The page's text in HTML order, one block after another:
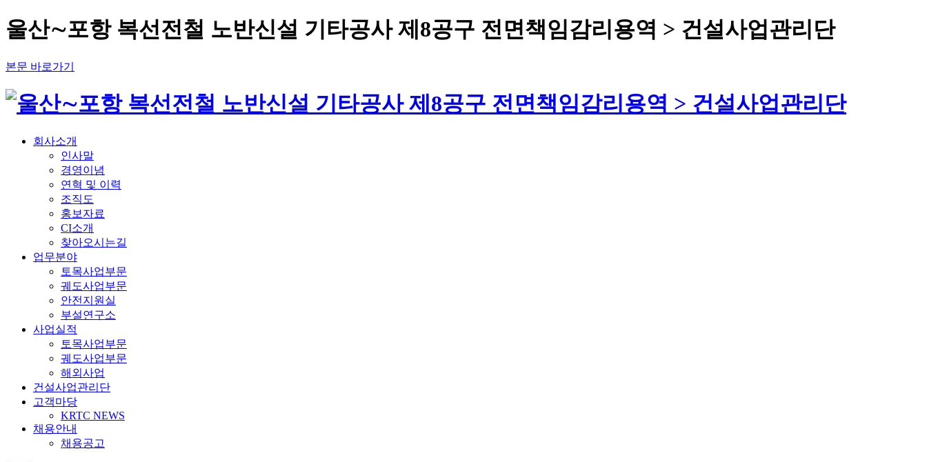
울산∼포항 복선전철 노반신설 기타공사 제8공구 전면책임감리용역 > 건설사업관리단
본문 바로가기
회사소개
인사말
경영이념
연혁 및 이력
조직도
홍보자료
CI소개
찾아오시는길
업무분야
토목사업부문
궤도사업부문
안전지원실
부설연구소
사업실적
토목사업부문
궤도사업부문
해외사업
건설사업관리단
고객마당
KRTC NEWS
채용안내
채용공고